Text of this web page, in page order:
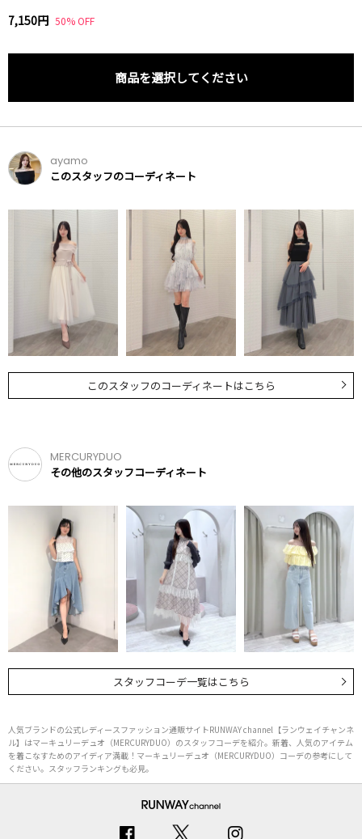
7,150円 50% OFF
商品を選択してください
ayamo
このスタッフのコーディネート
このスタッフのコーディネートはこちら
MERCURYDUO
その他のスタッフコーディネート
スタッフコーデ一覧はこちら
人気ブランドの公式レディースファッション通販サイトRUNWAY channel【ランウェイチャンネ
ル】はマーキュリーデュオ（MERCURYDUO）のスタッフコーデを紹介。新着、人気のアイテム
を着こなすためのアイディア満載！マーキュリーデュオ（MERCURYDUO）コーデの参考にして
ください。スタッフランキングも必見。